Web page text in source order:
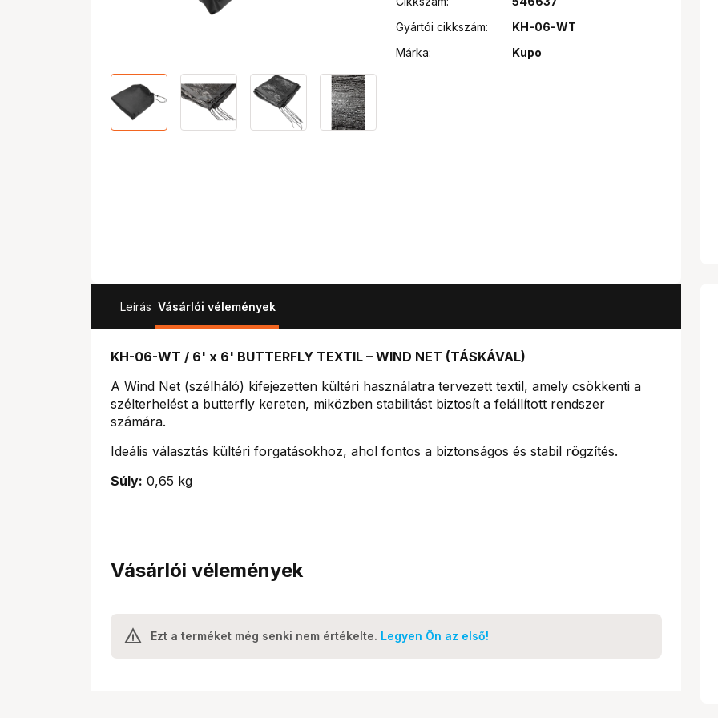
Gyártói cikkszám:
KH-06-WT
Márka:
Kupo
Leírás Vásárlói vélemények
KH-06-WT / 6' x 6' BUTTERFLY TEXTIL – WIND NET (TÁSKÁVAL)
A Wind Net (szélháló) kifejezetten kültéri használatra tervezett textil, amely csökkenti a
szélterhelést a butterfly kereten, miközben stabilitást biztosít a felállított rendszer
számára.
Ideális választás kültéri forgatásokhoz, ahol fontos a biztonságos és stabil rögzítés.
Súly: 0,65 kg
Vásárlói vélemények
Ezt a terméket még senki nem értékelte. Legyen Ön az első!